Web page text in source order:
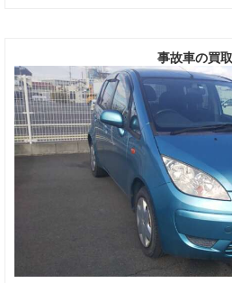
事故車の買